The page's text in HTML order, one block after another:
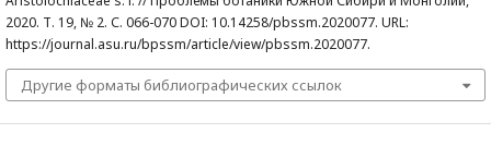
2020. Т. 19, № 2. С. 066-070 DOI: 10.14258/pbssm.2020077. URL:
https://journal.asu.ru/bpssm/article/view/pbssm.2020077.
Другие форматы библиографических ссылок